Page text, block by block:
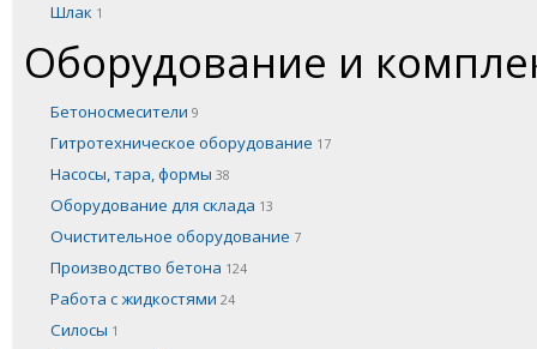
Шлак 1
Оборудование и
Бетоносмесители 9
Гитротехническое оборудование 17
Насосы, тара, формы 38
Оборудование для склада 13
Очистительное оборудование 7
Производство бетона 124
Работа с жидкостями 24
Силосы 1